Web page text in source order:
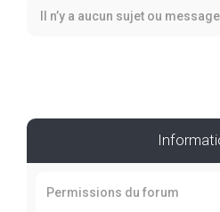
Il n’y a aucun sujet ou
Permissions du forum